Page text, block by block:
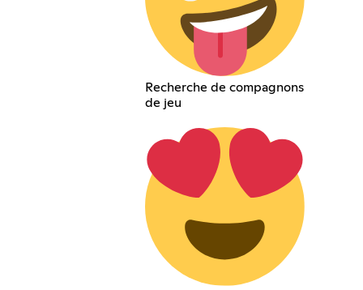
Recherche de compagnons
de jeu